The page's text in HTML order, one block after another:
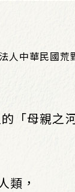
人中華民國
「母親之
類，